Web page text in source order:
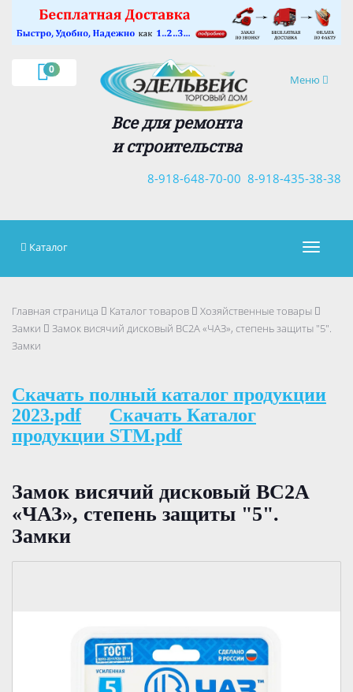
0
Навигация
Меню
Все для ремонта
и строительства
8-918-435-38-38
8-918-648-70-00
×
Каталог
Главная страница Каталог товаров
Хозяйственные товары
Замки
Замок висячий дисковый ВС2А «ЧАЗ», степень защиты "5".
Замки
Скачать полный каталог продукции
2023.pdf
Скачать Каталог
продукции STM.pdf
Замок висячий дисковый ВС2А
«ЧАЗ», степень защиты "5".
Замки